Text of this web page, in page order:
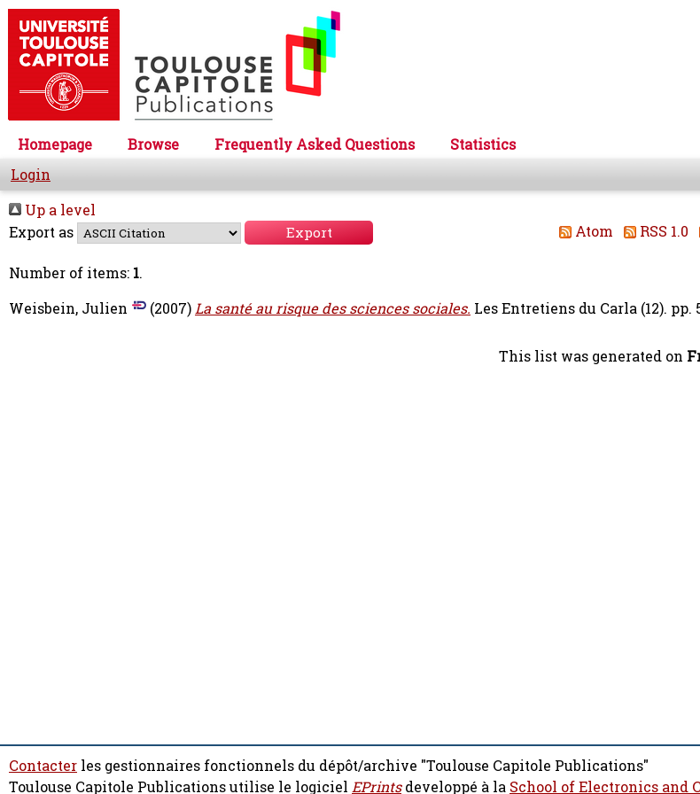
Homepage Browse Frequently Asked Questions
Statistics
Login
Up a level
Export as
Atom RSS 1.0
Number of items: 1.
Weisbein, Julien
(2007)La santé au risque des sciences sociales. Les Entretiens du Carla (12). pp.
This list was generated on
Contacter les gestionnaires fonctionnels du dépôt/archive "Toulouse Capitole Publications"
Toulouse Capitole Publications utilise le logiciel EPrintsdeveloppé à la School of Electronics and